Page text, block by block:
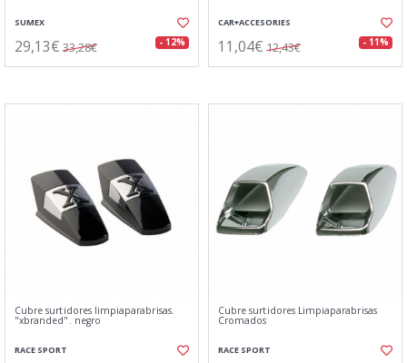
SUMEX
29,13€ 33,28€ - 12%
CAR+ACCESORIES
11,04€ 12,43€ - 11%
Cubre surtidores limpiaparabrisas.
"xbranded". negro
RACE SPORT
Cubre surtidores Limpiaparabrisas
Cromados
RACE SPORT